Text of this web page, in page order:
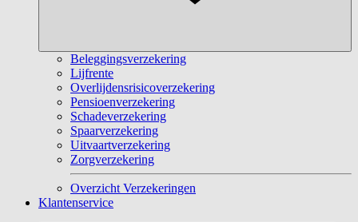
Beleggingsverzekering
Lijfrente
Overlijdensrisicoverzekering
Pensioenverzekering
Schadeverzekering
Spaarverzekering
Uitvaartverzekering
Zorgverzekering
Overzicht Verzekeringen
Klantenservice